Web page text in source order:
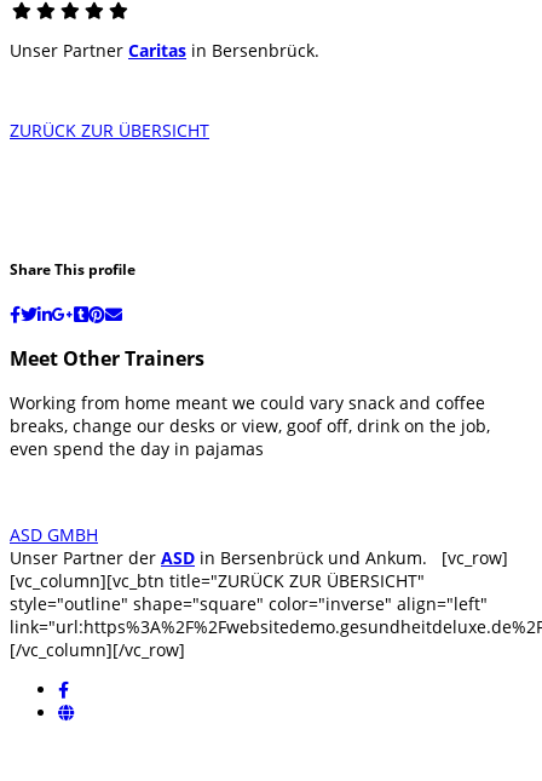
Unser Partner Caritas in Bersenbrück.
ZURÜCK ZUR ÜBERSICHT
Share This profile
Meet Other Trainers
Working from home meant we could vary snack and coffee
breaks, change our desks or view, goof off, drink on the job,
even spend the day in pajamas
ASD GMBH
Unser Partner der ASD in Bersenbrück und Ankum. [vc_row]
[vc_column][vc_btn title="ZURÜCK ZUR ÜBERSICHT"
style="outline" shape="square" color="inverse" align="left"
[/vc_column][/vc_row]